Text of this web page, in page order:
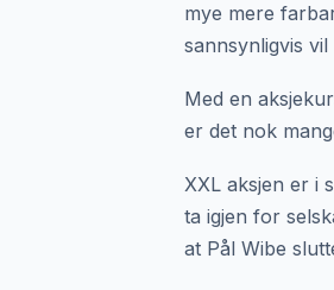
mye mere
sannsynligvis
Med en
er det nok
XXL aksjen er i
ta igjen for
at Pål Wibe